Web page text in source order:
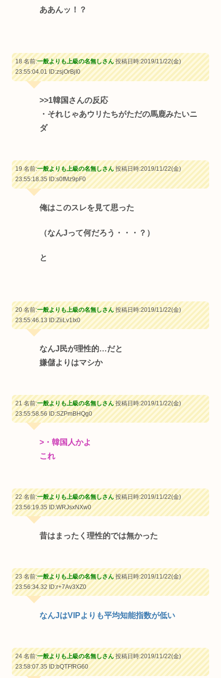
ああんッ！？
18 名前:一般よりも上級の名無しさん投稿日時:2019/11/22(金)
23:55:04.01ID:zsjOrBjI0
>>1韓国さんの反応
・それじゃあウリたちがただの馬鹿みたいニ
ダ
19 名前:一般よりも上級の名無しさん投稿日時:2019/11/22(金)
23:55:18.35ID:s0fMz9pF0
俺はこのスレを見て思った
（なんJって何だろう・・・？）
と
20 名前:一般よりも上級の名無しさん投稿日時:2019/11/22(金)
23:55:46.13ID:ZiiLv1Ix0
なんJ民が理性的…だと
嫌儲よりはマシか
21 名前:一般よりも上級の名無しさん投稿日時:2019/11/22(金)
23:55:58.56ID:SZPmBHQg0
>・韓国人かよ
これ
22 名前:一般よりも上級の名無しさん投稿日時:2019/11/22(金)
23:56:19.35ID:WRJsxNXw0
昔はまったく理性的では無かった
23 名前:一般よりも上級の名無しさん投稿日時:2019/11/22(金)
23:56:34.32ID:r+7Av3XZ0
なんJはVIPよりも平均知能指数が低い
24 名前:一般よりも上級の名無しさん投稿日時:2019/11/22(金)
23:58:07.35ID:bQTFfRG60